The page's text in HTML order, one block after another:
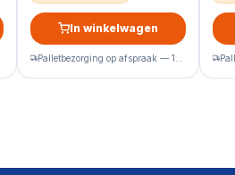
In winkelwagen